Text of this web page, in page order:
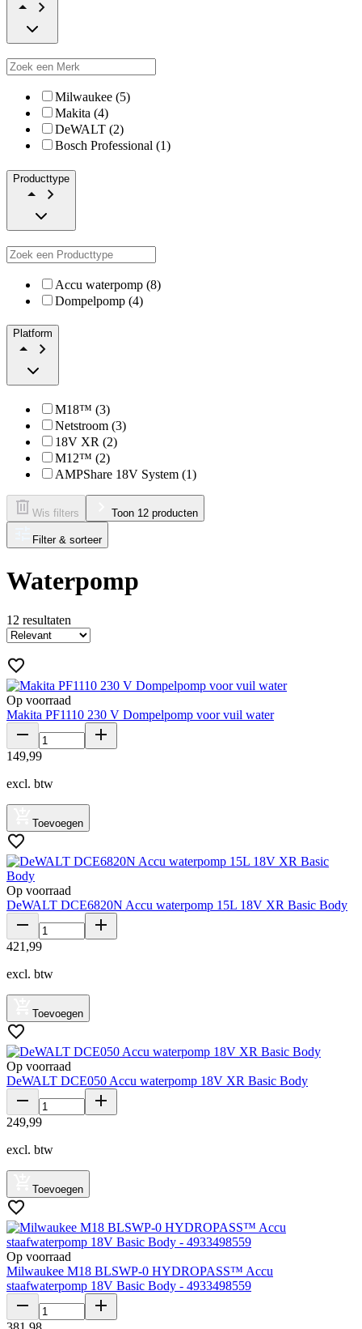
Milwaukee (5)
Makita (4)
DeWALT (2)
Bosch Professional (1)
Producttype
Accu waterpomp (8)
Dompelpomp (4)
Platform
M18™ (3)
Netstroom (3)
18V XR (2)
M12™ (2)
AMPShare 18V System (1)
Wis filters Toon 12 producten
Filter & sorteer
Waterpomp
12 resultaten
Op voorraad
Makita PF1110 230 V Dompelpomp voor vuil water
149,99
excl. btw
Toevoegen
Op voorraad
DeWALT DCE6820N Accu waterpomp 15L 18V XR Basic Body
421 ,99
excl. btw
Toevoegen
Op voorraad
DeWALT DCE050 Accu waterpomp 18V XR Basic Body
249,99
excl. btw
Toevoegen
Op voorraad
Milwaukee M18 BLSWP-0 HYDROPASS™ Accu
staafwaterpomp 18V Basic Body - 4933498559